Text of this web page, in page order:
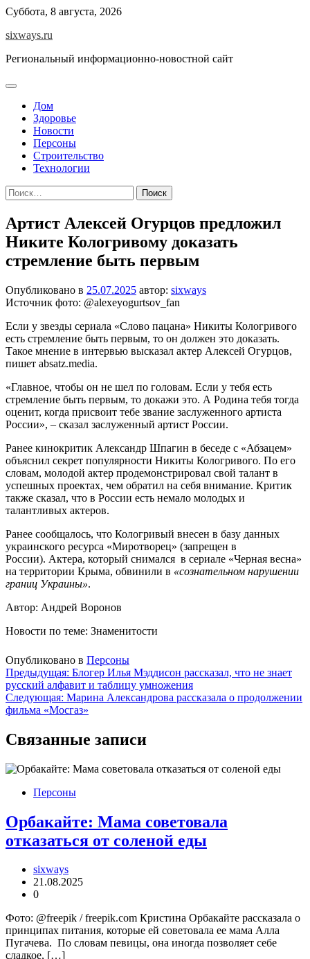
Перейти
содержимому
Суббота, 8 августа, 2026
sixways.ru
Региональный информационно-новостной сайт
Дом
Здоровье
Новости
Персоны
Строительство
Технологии
Найти:
Артист Алексей Огурцов предложил
Никите Кологривому доказать
стремление быть первым
Опубликовано в 25.07.2025 автор: sixways
Источник фото: @alexeyogurtsov_fan
Если у звезды сериала «Слово пацана» Никиты Кологривого
есть стремление быть первым, то он должен это доказать.
Такое мнение в интервью высказал актер Алексей Огурцов,
пишет absatz.media.
«Главное, чтобы он не шел по головам. Если у тебя есть
стремление быть первым, то докажи это. А Родина тебя тогда
оценит, когда присвоит тебе звание заслуженного артиста
России», – сказал заслуженный артист России.
Ранее кинокритик Александр Шпагин в беседе с «Абзацем»
объяснил секрет популярности Никиты Кологривого. По его
словам, молодой актер продемонстрировал свой талант в
успешных проектах, чем обратил на себя внимание. Критик
также сказал, что в России есть немало молодых и
талантливых актеров.
Ранее сообщалось, что Кологривый внесен в базу данных
украинского ресурса «Миротворец» (запрещен в
России). Актера, который снимался в сериале «Черная весна»
на территории Крыма, обвинили в «сознательном нарушении
границ Украины».
Автор: Андрей Воронов
Новости по теме: Знаменитости
Опубликовано в Персоны
Навигация
по
записям
Предыдущая: Блогер Илья Мэддисон рассказал, что не знает
русский алфавит и таблицу умножения
Следующая: Марина Александрова рассказала о продолжении
фильма «Мосгаз»
Связанные записи
Персоны
Орбакайте: Мама советовала
отказаться от соленой еды
sixways
21.08.2025
0
Фото: @freepik / freepik.com Кристина Орбакайте рассказала о
принципах питания, которые ей советовала ее мама Алла
Пугачева. По словам певицы, она иногда позволяет себе
сладкое, […]